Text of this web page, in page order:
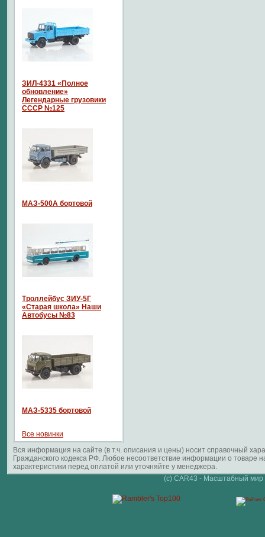
ЗИЛ-4331 «Полное
обновление»
Легендарные грузовики
СССР №125
МАЗ-500А бортовой
Троллейбус ЗИУ-5Г
«Старая школа» Наши
Автобусы №83
МАЗ-5335 бортовой
Все новинки
Вся информация на сайте (в т.ч. описания и цены) носит справочный
Гражданского кодекса РФ. Любое несоответствие информации о
характеристики перед оплатой или уточняйте у менеджера.
(c) CAR43 - Масштабный мир